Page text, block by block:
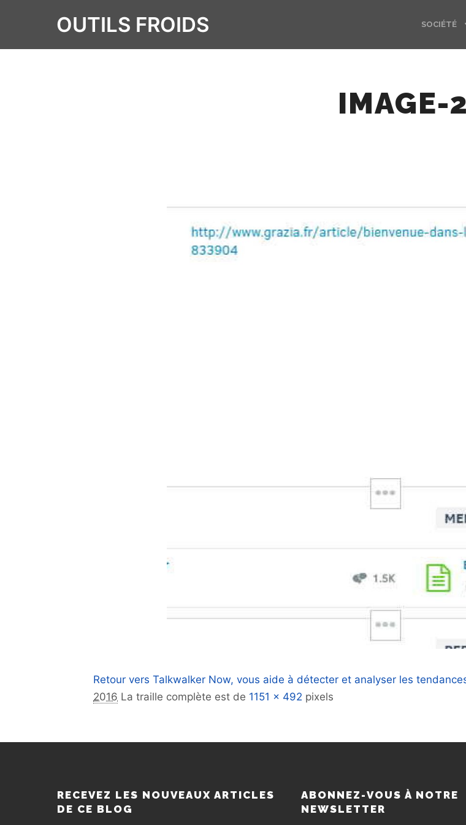
OUTILS FROIDS SOCIÉTÉ
IMAGE-
Retour vers Talkwalker Now, vous aide à détecter et analyser les
2016 La traille complète est de 1151 × 492 pixels
RECEVEZ LES NOUVEAUX ARTICLES
DE CE BLOG
ABONNEZ-VOUS À NOTRE
NEWSLETTER